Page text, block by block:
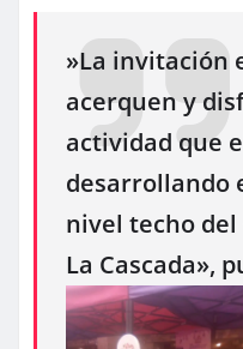
​»La invitación
acerquen y
actividad que
desarrollando
nivel techo
La Cascada»,